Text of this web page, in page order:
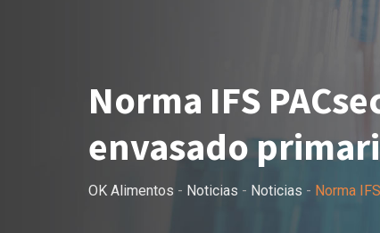
Norma IFS
envasado
OK Alimentos - Noticias - Noticias - Norma